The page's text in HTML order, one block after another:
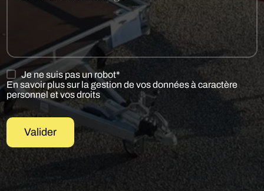
Je ne suis pas un robot*
En savoir plus sur la gestion de vos données à caractère
personnel et vos droits
Valider